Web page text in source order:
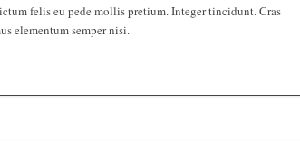
felis eu pede mollis pretium. Integer tincidunt. Cras
elementum semper nisi.